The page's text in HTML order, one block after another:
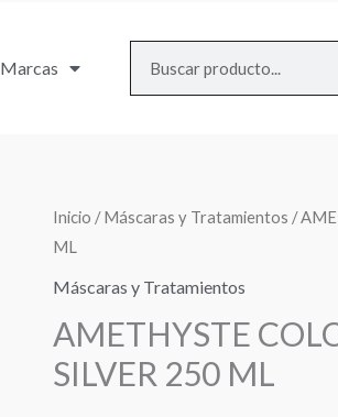
Marcas
Inicio /Máscaras y Tratamientos /
ML
Máscaras y Tratamientos
AMETHYSTE
SILVER 250 ML
AMETHYSTE
COLOURING
MASK
SILVER
250